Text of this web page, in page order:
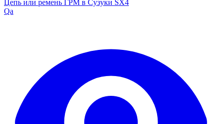
Цепь или ремень ГРМ в Сузуки SX4
Qa